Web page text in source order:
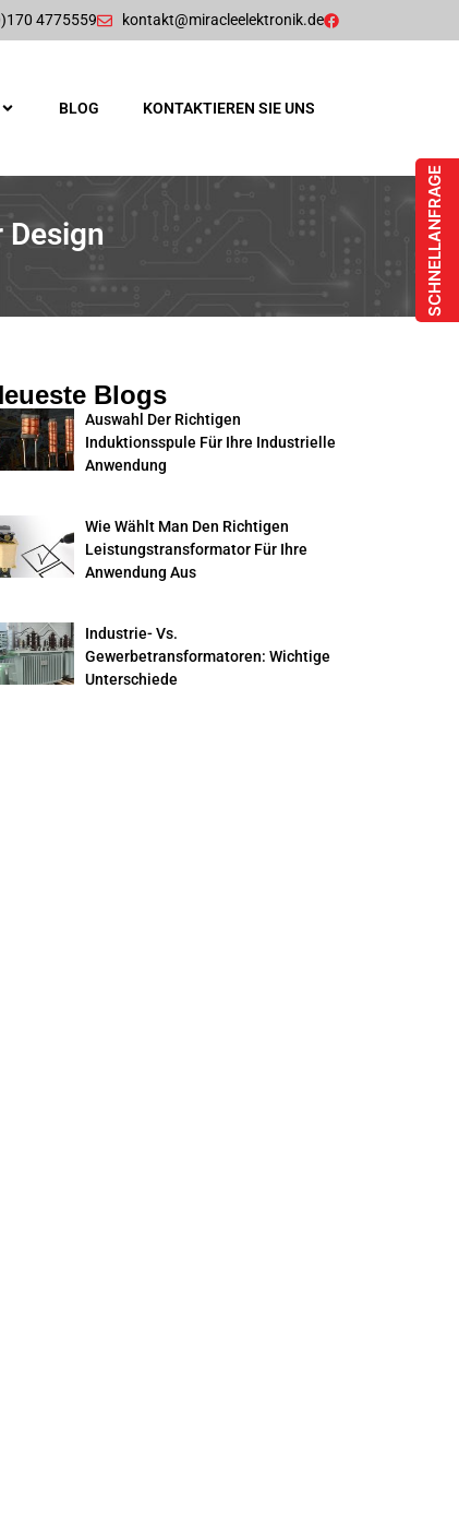
4775559 kontakt@miracleelektronik.de
BLOG KONTAKTIEREN SIE UNS
Design
Blogs
Auswahl Der Richtigen
Induktionsspule Für Ihre Industrielle
Anwendung
Wie Wählt Man Den Richtigen
Leistungstransformator Für Ihre
Anwendung Aus
Industrie- Vs.
Gewerbetransformatoren: Wichtige
Unterschiede
SCHNELLANFRAGE